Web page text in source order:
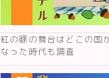
紅の豚の舞台はどこの国
なった時代も調査